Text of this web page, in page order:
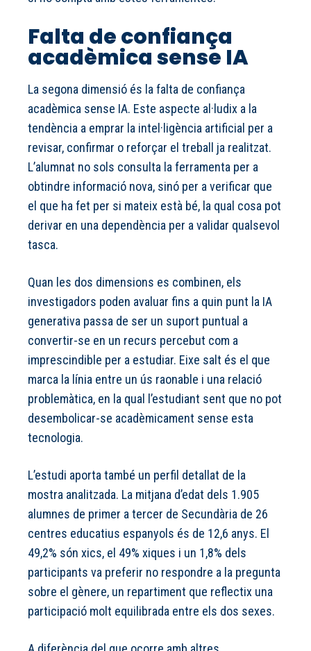
Falta de confiança
acadèmica sense IA
La segona dimensió és la falta de confiança
acadèmica sense IA. Este aspecte al·ludix a la
tendència a emprar la intel·ligència artificial per a
revisar, confirmar o reforçar el treball ja realitzat.
L’alumnat no sols consulta la ferramenta per a
obtindre informació nova, sinó per a verificar que
el que ha fet per si mateix està bé, la qual cosa pot
derivar en una dependència per a validar qualsevol
tasca.
Quan les dos dimensions es combinen, els
investigadors poden avaluar fins a quin punt la IA
generativa passa de ser un suport puntual a
convertir-se en un recurs percebut com a
imprescindible per a estudiar. Eixe salt és el que
marca la línia entre un ús raonable i una relació
problemàtica, en la qual l’estudiant sent que no pot
desembolicar-se acadèmicament sense esta
tecnologia.
L’estudi aporta també un perfil detallat de la
mostra analitzada. La mitjana d’edat dels 1.905
alumnes de primer a tercer de Secundària de 26
centres educatius espanyols és de 12,6 anys. El
49,2% són xics, el 49% xiques i un 1,8% dels
participants va preferir no respondre a la pregunta
sobre el gènere, un repartiment que reflectix una
participació molt equilibrada entre els dos sexes.